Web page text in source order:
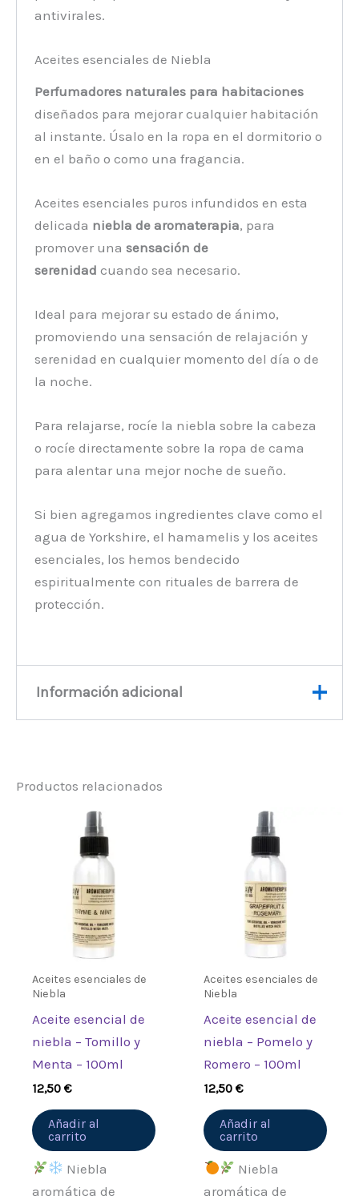
antivirales.
Aceites esenciales de Niebla
Perfumadores naturales para habitaciones
diseñados para mejorar cualquier habitación
al instante. Úsalo en la ropa en el dormitorio o
en el baño o como una fragancia.
Aceites esenciales puros infundidos en esta
delicada niebla de aromaterapia, para
promover unasensación de
serenidad cuando sea necesario.
Ideal para mejorar su estado de ánimo,
promoviendo una sensación de relajación y
serenidad en cualquier momento del día o de
la noche.
Para relajarse, rocíe la niebla sobre la cabeza
o rocíe directamente sobre la ropa de cama
para alentar una mejor noche de sueño.
Si bien agregamos ingredientes clave como el
agua de Yorkshire, el hamamelis y los aceites
esenciales, los hemos bendecido
espiritualmente con rituales de barrera de
protección.
Información adicional
Productos relacionados
Aceites esenciales de
Niebla
Aceite esencial de
niebla – Tomillo y
Menta – 100ml
12,50€
Añadir al
carrito
Niebla
aromática de
Aceites esenciales de
Niebla
Aceite esencial de
niebla – Pomelo y
Romero – 100ml
12,50€
Añadir al
carrito
Niebla
aromática de